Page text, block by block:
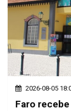
2026-08-05
Faro